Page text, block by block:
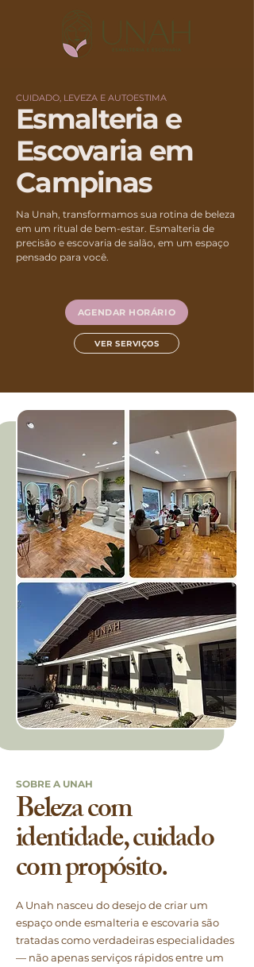
CUIDADO, LEVEZA E AUTOESTIMA
Esmalteria e
Escovaria em
Campinas
Na Unah, transformamos sua rotina de beleza
em um ritual de bem-estar. Esmalteria de
precisão e escovaria de salão, em um espaço
pensado para você.
AGENDAR HORÁRIO
VER SERVIÇOS
SOBRE A UNAH
Beleza com
identidade, cuidado
com propósito.
A Unah nasceu do desejo de criar um
espaço onde esmalteria e escovaria são
tratadas como verdadeiras especialidades
— não apenas serviços rápidos entre um